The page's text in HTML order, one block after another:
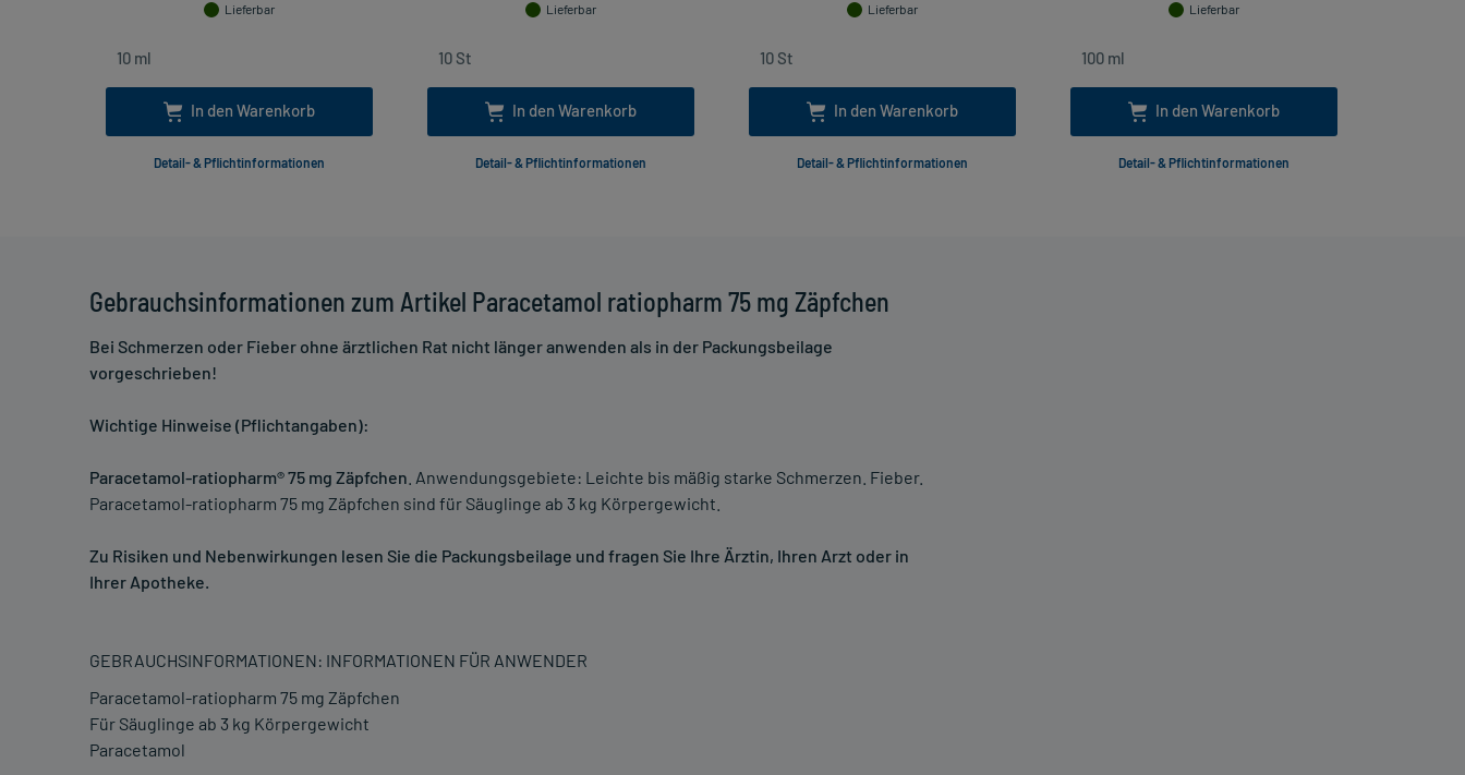
Gebrauchsinformationen zum Artikel Paracetamol ratiopharm 75 mg Zäpfchen
Bei Schmerzen oder Fieber ohne ärztlichen Rat nicht länger anwenden als in der Packungsbeilage
vorgeschrieben!
Wichtige Hinweise (Pflichtangaben):
Paracetamol-ratiopharm® 75 mg Zäpfchen . Anwendungsgebiete: Leichte bis mäßig starke Schmerzen. Fieber.
Paracetamol-ratiopharm 75 mg Zäpfchen sind für Säuglinge ab 3 kg Körpergewicht.
Zu Risiken und Nebenwirkungen lesen Sie die Packungsbeilage und fragen Sie Ihre Ärztin, Ihren Arzt oder in
Ihrer Apotheke.
GEBRAUCHSINFORMATIONEN: INFORMATIONEN FÜR ANWENDER
Paracetamol-ratiopharm 75 mg Zäpfchen
Für Säuglinge ab 3 kg Körpergewicht
Paracetamol
Lieferbar
In den Warenkorb
Detail- & Pflichtinformationen
Lieferbar
In den Warenkorb
Detail- & Pflichtinformationen
Lieferbar
In den Warenkorb
Detail- & Pflichtinformationen
Lieferbar
In den Warenkorb
Detail- & Pflichtinformationen